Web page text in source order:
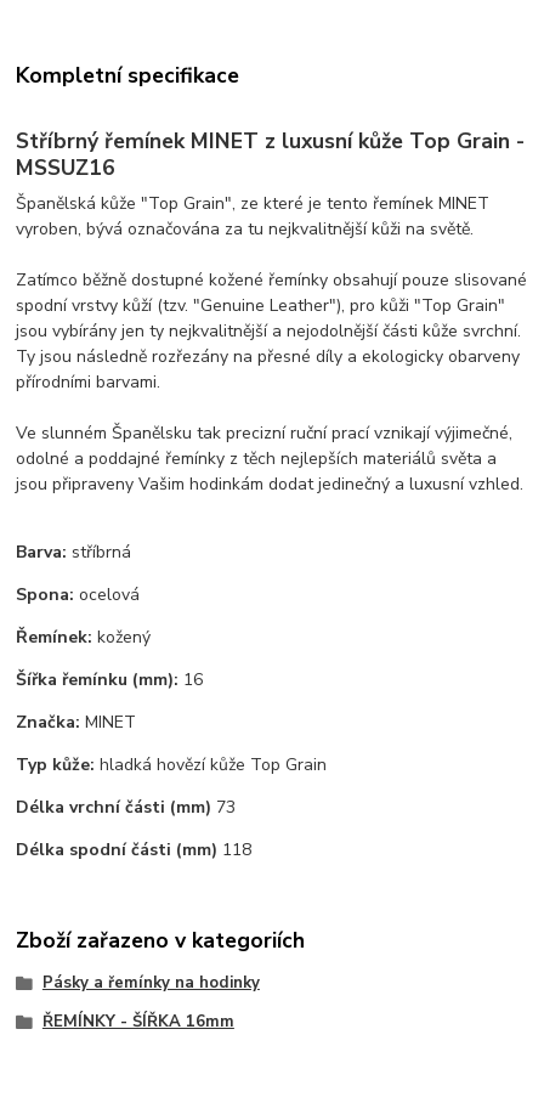
Kompletní specifikace
Stříbrný řemínek MINET z luxusní kůže Top Grain -
MSSUZ16
Španělská kůže "Top Grain", ze které je tento řemínek MINET
vyroben, bývá označována za tu nejkvalitnější kůži na světě.
Zatímco běžně dostupné kožené řemínky obsahují pouze slisované
spodní vrstvy kůží (tzv. "Genuine Leather"), pro kůži "Top Grain"
jsou vybírány jen ty nejkvalitnější a nejodolnější části kůže svrchní.
Ty jsou následně rozřezány na přesné díly a ekologicky obarveny
přírodními barvami.
Ve slunném Španělsku tak precizní ruční prací vznikají výjimečné,
odolné a poddajné řemínky z těch nejlepších materiálů světa a
jsou připraveny Vašim hodinkám dodat jedinečný a luxusní vzhled.
Barva: stříbrná
Spona: ocelová
Řemínek: kožený
Šířka řemínku (mm): 16
Značka: MINET
Typ kůže: hladká hovězí kůže Top Grain
Délka vrchní části (mm) 73
Délka spodní části (mm) 118
Zboží zařazeno v kategoriích
Pásky a řemínky na hodinky
ŘEMÍNKY - ŠÍŘKA 16mm